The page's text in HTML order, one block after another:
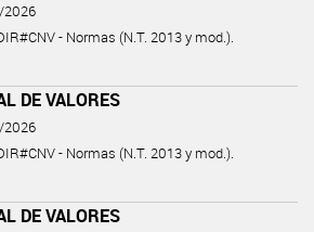
2026
- Normas (N.T. 2013 y mod.).
DE VALORES
2026
- Normas (N.T. 2013 y mod.).
DE VALORES